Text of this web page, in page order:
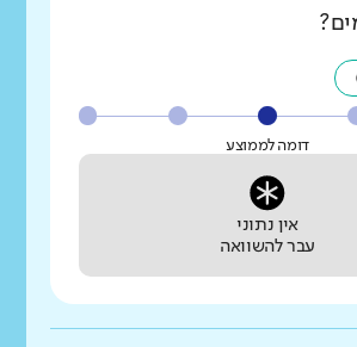
דומה לממוצע
אין נתוני
עבר להשוואה